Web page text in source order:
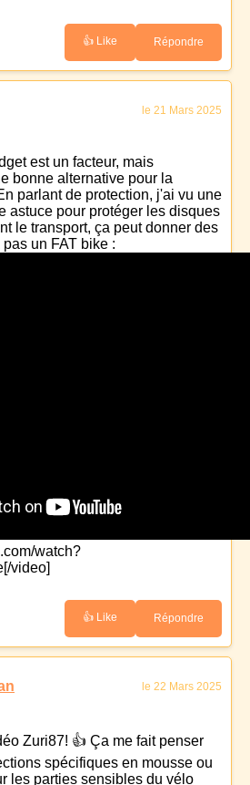
👍 Like Répondre
le 21 Mars 2025
est un facteur, mais
bonne alternative pour la
parlant de protection, j'ai vu une
astuce pour protéger les disques
le transport, ça peut donner des
un FAT bike :
watch?
video]
👍 Like Répondre
le 22 Mars 2025
Zuri87! 👍 Ça me fait penser
spécifiques en mousse ou
les parties sensibles du vélo